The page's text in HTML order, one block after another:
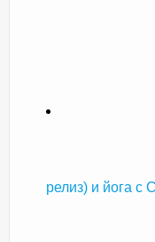
релиз) и йога